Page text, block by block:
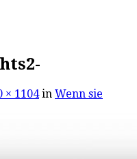
× 1104in Wenn sie